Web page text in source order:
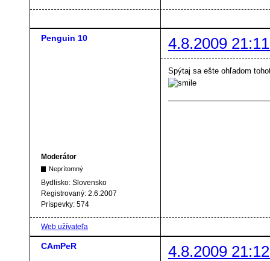
Penguin 10 4.8.2009
Moderátor
Neprítomný
Bydlisko: Slovensko
Registrovaný: 2.6.2007
Príspevky: 574
Spýtaj sa ešte ohľadom
Web užívateľa
CAmPeR 4.8.2009